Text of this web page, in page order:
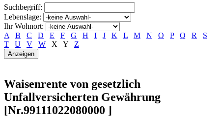
Suchbegriff:
Lebenslage:
Ihr Wohnort:
A
B C D E F G H I J K L M N O P Q R
S
T
U V W X Y Z
Waisenrente von gesetzlich
Unfallversicherten Gewährung
[Nr.99111022080000 ]